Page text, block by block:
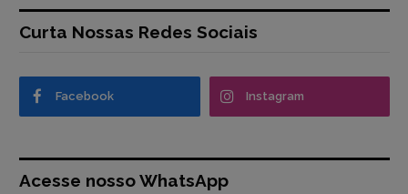
Curta Nossas Redes Sociais
Facebook Instagram
Acesse nosso WhatsApp